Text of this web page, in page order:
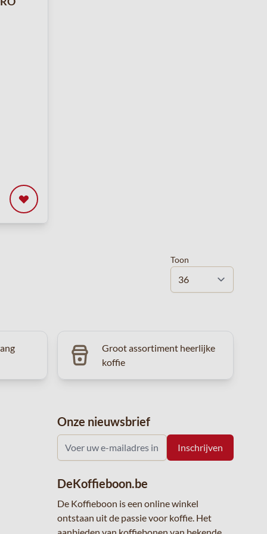
Toon
Groot assortiment heerlijke
koffie
Onze nieuwsbrief
DeKoffieboon.be
De Koffieboon is een online winkel
ontstaan uit de passie voor koffie. Het
aanbieden van koffiebonen van bekende